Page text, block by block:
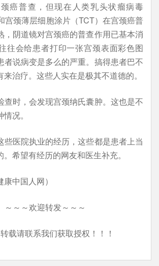
癌普查，但现在人类乳头状瘤病毒
宫颈薄层细胞涂片（TCT）在宫颈癌普
，阴道镜对宫颈癌的普查作用已基本消
往会给患者打印一张宫颈表面彩色图
者说病变是多么的严重。搞得患者巴不
治疗。这些人实在是极其不道德的。
查时，会发现宫颈纳氏囊肿。这也是不
况。
些医院执业的经历，这些都是患者上当
希望有经历的网友和医生补充。
康中国人网）
～～～欢迎转发～～～
转载请联系我们获取授权！！！